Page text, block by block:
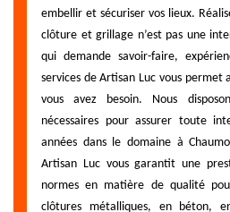
embellir et sécuriser vos lieux.
clôture et grillage n’est pas une
qui demande savoir-faire,
services de Artisan Luc vous permet
vous avez besoin. Nous
nécessaires pour assurer toute
années dans le domaine à
Artisan Luc vous garantit une
normes en matière de qualité
clôtures métalliques, en béton,